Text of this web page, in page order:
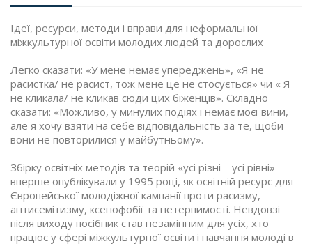
Ідеї, ресурси, методи і вправи для неформальної
міжкультурної освіти молодих людей та дорослих
Легко сказати: «У мене немає упереджень», «Я не
расистка/ не расист, тож мене це не стосується» чи « Я
не кликала/ не кликав сюди цих біженців». Складно
сказати: «Можливо, у минулих подіях і немає моєї вини,
але я хочу взяти на себе відповідальність за те, щоби
вони не повторилися у майбутньому».
Збірку освітніх методів та теорій «усі різні – усі рівні»
вперше опублікували у 1995 році, як освітній ресурс для
Європейської молодіжної кампанії проти расизму,
антисемітизму, ксенофобії та нетерпимості. Невдовзі
після виходу посібник став незамінним для усіх, хто
працює у сфері міжкультурної освіти і навчання молоді в